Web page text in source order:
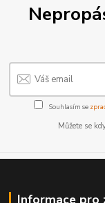
Souhlasím se
Můžete se